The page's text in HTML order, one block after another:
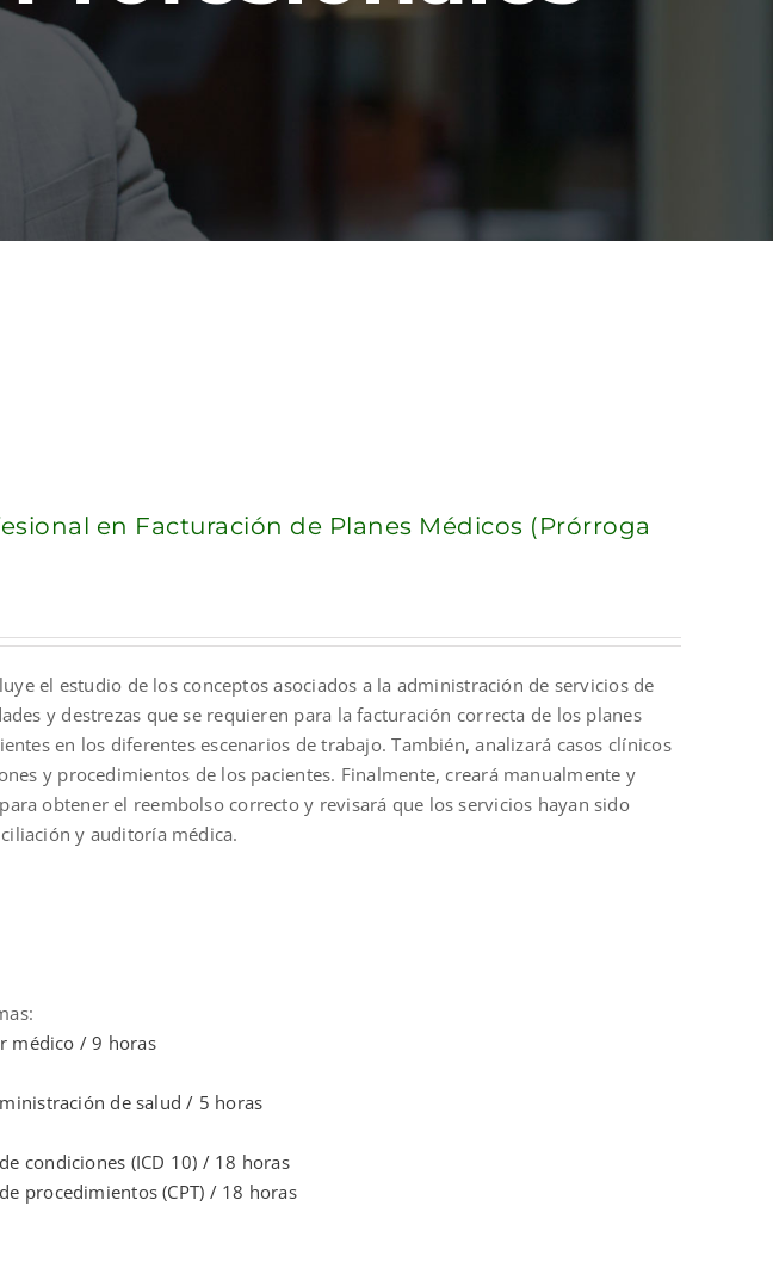
en Facturación de Planes Médicos (Prórroga
el estudio de los conceptos asociados a la administración de servicios de
y destrezas que se requieren para la facturación correcta de los planes
en los diferentes escenarios de trabajo. También, analizará casos clínicos
y procedimientos de los pacientes. Finalmente, creará manualmente y
obtener el reembolso correcto y revisará que los servicios hayan sido
y auditoría médica.
médico / 9 horas
de salud / 5 horas
condiciones (ICD 10) / 18 horas
procedimientos (CPT) / 18 horas